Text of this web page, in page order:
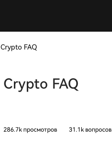
Crypto FAQ
Crypto FAQ
286.7k просмотров 31.1k вопросов